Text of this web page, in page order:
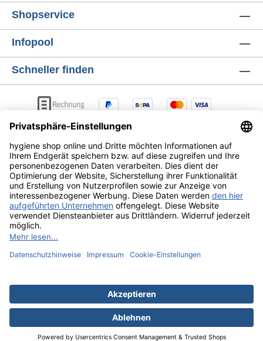
Shopservice
Infopool
Schneller finden
AGB Lieferung & Versandkosten
Zahlungsarten
Versandkostenund ggf. Nachnahmegebühren, wenn nicht
anders angegeben.
Ihr Hygieneonlineshop